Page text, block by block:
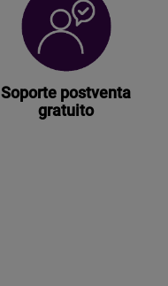
Soporte postventa
gratuito